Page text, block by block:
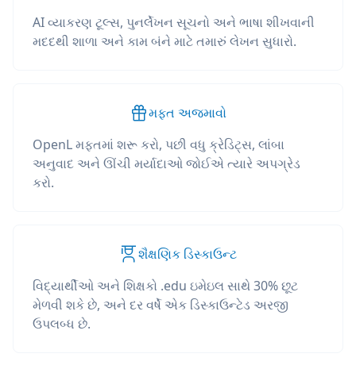
AI વ્યાકરણ ટૂલ્સ, પુનર્લેખન સૂચનો અને ભાષા શીખવાની
મદદથી શાળા અને કામ બંને માટે તમારું લેખન સુધારો.
મફત અજમાવો
OpenL મફતમાં શરૂ કરો, પછી વધુ ક્રેડિટ્સ, લાંબા
અનુવાદ અને ઊંચી મર્યાદાઓ જોઈએ ત્યારે અપગ્રેડ
કરો.
શૈક્ષણિક ડિસ્કાઉન્ટ
વિદ્યાર્થીઓ અને શિક્ષકો .edu ઇમેઇલ સાથે 30% છૂટ
મેળવી શકે છે, અને દર વર્ષે એક ડિસ્કાઉન્ટેડ અરજી
ઉપલબ્ધ છે.